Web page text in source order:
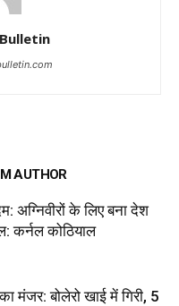
AUTHOR
अग्निवीरों के लिए बना देश
कर्नल कोठियाल
मंजर: बोलेरो खाई में गिरी, 5